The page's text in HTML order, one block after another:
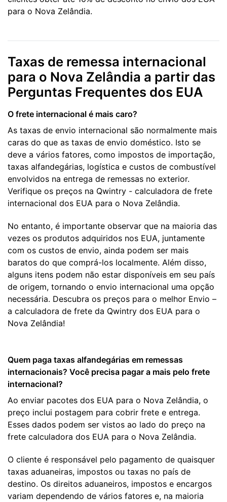
para o Nova Zelândia.
Taxas de remessa internacional
para o Nova Zelândia a partir das
Perguntas Frequentes dos EUA
O frete internacional é mais caro?
As taxas de envio internacional são normalmente mais
caras do que as taxas de envio doméstico. Isto se
deve a vários fatores, como impostos de importação,
taxas alfandegárias, logística e custos de combustível
envolvidos na entrega de remessas no exterior.
Verifique os preços na Qwintry - calculadora de frete
internacional dos EUA para o Nova Zelândia.
No entanto, é importante observar que na maioria das
vezes os produtos adquiridos nos EUA, juntamente
com os custos de envio, ainda podem ser mais
baratos do que comprá-los localmente. Além disso,
alguns itens podem não estar disponíveis em seu país
de origem, tornando o envio internacional uma opção
necessária. Descubra os preços para o melhor Envio –
a calculadora de frete da Qwintry dos EUA para o
Nova Zelândia!
Quem paga taxas alfandegárias em remessas
internacionais? Você precisa pagar a mais pelo frete
internacional?
Ao enviar pacotes dos EUA para o Nova Zelândia, o
preço inclui postagem para cobrir frete e entrega.
Esses dados podem ser vistos ao lado do preço na
frete calculadora dos EUA para o Nova Zelândia.
O cliente é responsável pelo pagamento de quaisquer
taxas aduaneiras, impostos ou taxas no país de
destino. Os direitos aduaneiros, impostos e encargos
variam dependendo de vários fatores e, na maioria